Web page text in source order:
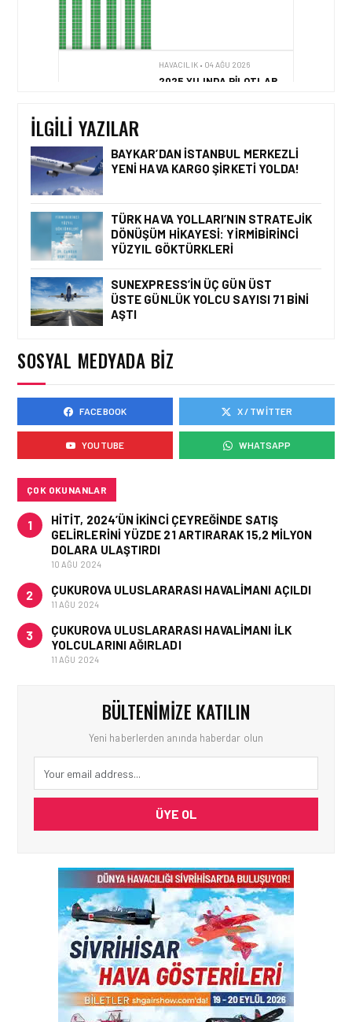
HAVACILIK • 04 AĞU 2026
2025 YILINDA PILOTLAR
HIKAYESI: YIRMIBIRINCI
YÜZYIL GÖKTÜRKLERI
HAVACILIK • 06 AĞU 2026
HAVACILIK • 05 AĞU 2026
YAKIT MALIYETLERINDEKI
YÜZDE 46’LIK ARTIŞA
KARŞI HANGI ÖNLEMLER
İLGILI YAZILAR
BAYKAR’DAN İSTANBUL MERKEZLI
YENI HAVA KARGO ŞIRKETI YOLDA!
TÜRK HAVA YOLLARI’NIN STRATEJIK
DÖNÜŞÜM HIKAYESI: YIRMIBIRINCI
YÜZYIL GÖKTÜRKLERI
SUNEXPRESS’IN ÜÇ GÜN ÜST
ÜSTE GÜNLÜK YOLCU SAYISI 71 BINI
AŞTI
SOSYAL MEDYADA BIZ
FACEBOOK X / TWITTER
YOUTUBE WHATSAPP
ÇOK OKUNANLAR
1
HITIT, 2024’ÜN IKINCI ÇEYREĞINDE SATIŞ
GELIRLERINI YÜZDE 21 ARTIRARAK 15,2 MILYON
DOLARA ULAŞTIRDI
10 AĞU 2024
2 ÇUKUROVA ULUSLARARASI HAVALIMANI AÇILDI
11 AĞU 2024
3
ÇUKUROVA ULUSLARARASI HAVALIMANI İLK
YOLCULARINI AĞIRLADI
11 AĞU 2024
BÜLTENIMIZE KATILIN
Yeni haberlerden anında haberdar olun
ÜYE OL